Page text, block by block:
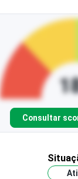
Consultar